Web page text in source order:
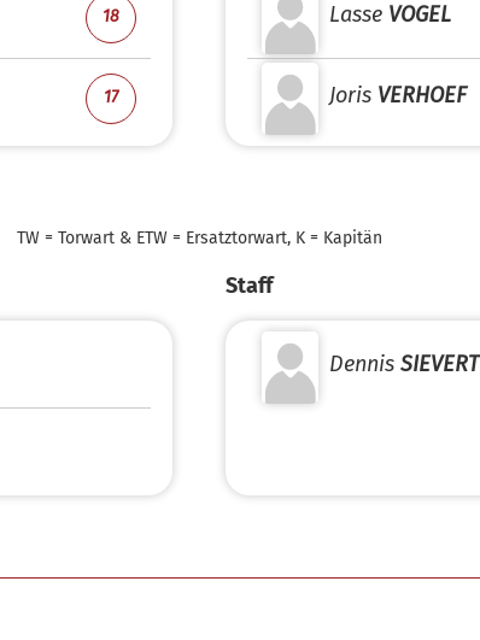
18
17
Lasse VOGEL
Joris VERHOEF
TW = Torwart & ETW = Ersatztorwart, K = Kapitän
Staff
Dennis SIEVERT